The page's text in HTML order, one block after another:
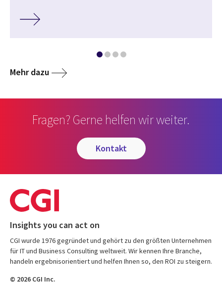
Mehr dazu
Fragen? Gerne helfen wir weiter.
kontakt
Insights you can act on
CGI wurde 1976 gegründet und gehört zu den größten Unternehmen
für IT und Business Consulting weltweit. Wir kennen Ihre Branche,
handeln ergebnisorientiert und helfen Ihnen so, den ROI zu steigern.
© 2026 CGI Inc.